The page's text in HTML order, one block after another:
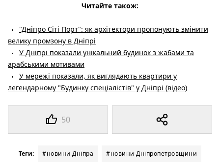
50
Читайте також:
"Дніпро Сіті Порт": як архітектори пропонують змінити
велику промзону в Дніпрі
У Дніпрі показали унікальний будинок з жабами та
арабськими мотивами
У мережі показали, як виглядають квартири у
легендарному "Будинку спеціалістів" у Дніпрі (відео)
Теги: #новини Дніпра #новини Дніпропетровщини